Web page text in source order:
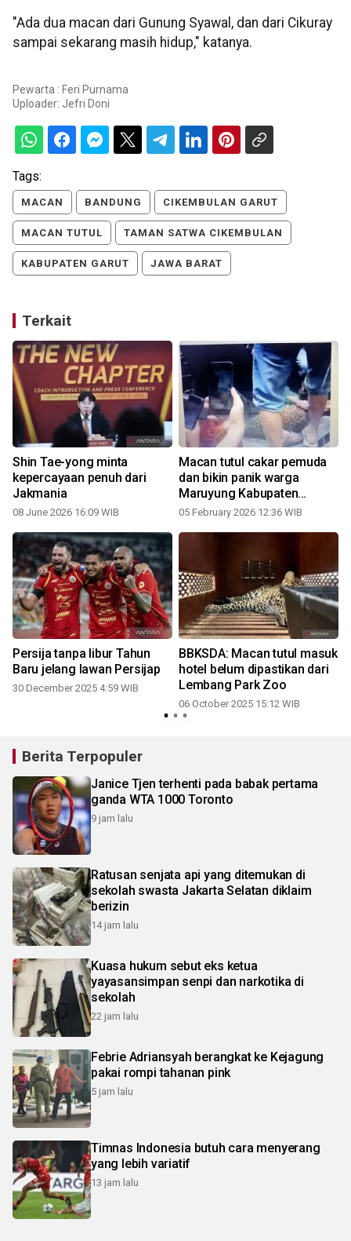
"Ada dua macan dari Gunung Syawal, dan dari Cikuray
sampai sekarang masih hidup," katanya.
Pewarta : Feri Purnama
Uploader: Jefri Doni
Tags:
MACAN BANDUNG CIKEMBULAN GARUT
MACAN TUTUL TAMAN SATWA CIKEMBULAN
KABUPATEN GARUT JAWA BARAT
Terkait
Shin Tae-yong minta
kepercayaan penuh dari
Jakmania
08 June 2026 16:09 WIB
Macan tutul cakar pemuda
dan bikin panik warga
Maruyung Kabupaten
Bandung
05 February 2026 12:36 WIB
Persija tanpa libur Tahun
Baru jelang lawan Persijap
30 December 2025 4:59 WIB
BBKSDA: Macan tutul masuk
hotel belum dipastikan dari
Lembang Park Zoo
06 October 2025 15:12 WIB
Berita Terpopuler
Janice Tjen terhenti pada babak pertama
ganda WTA 1000 Toronto
9 jam lalu
Ratusan senjata api yang ditemukan di
sekolah swasta Jakarta Selatan diklaim
berizin
14 jam lalu
Kuasa hukum sebut eks ketua
yayasansimpan senpi dan narkotika di
sekolah
22 jam lalu
Febrie Adriansyah berangkat ke Kejagung
pakai rompi tahanan pink
5 jam lalu
Timnas Indonesia butuh cara menyerang
yang lebih variatif
13 jam lalu